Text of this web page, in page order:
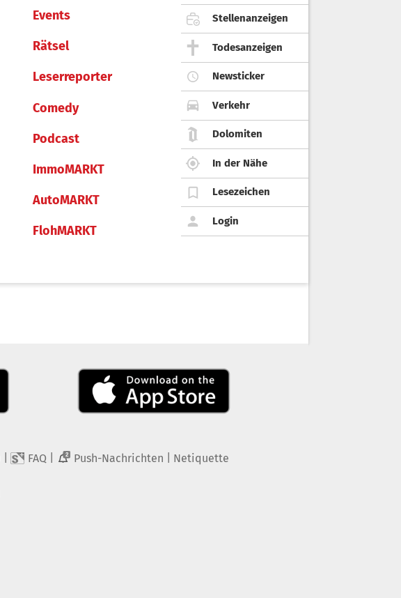
Events
Rätsel
Leserreporter
Comedy
Podcast
ImmoMARKT
AutoMARKT
FlohMARKT
Stellenanzeigen
Todesanzeigen
Newsticker
Verkehr
Dolomiten
In der Nähe
Lesezeichen
Login
FAQ 2 Push-Nachrichten Netiquette